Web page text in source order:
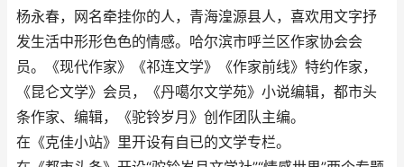
杨永春，网名牵挂你的人，青海湟源县人，喜欢用文字抒
发生活中形形色色的情感。哈尔滨市呼兰区作家协会会
员。《现代作家》《祁连文学》《作家前线》特约作家，
《昆仑文学》会员，《丹噶尔文学苑》小说编辑，都市头
条作家、编辑，《驼铃岁月》创作团队主编。
在《克佳小站》里开设有自已的文学专栏。